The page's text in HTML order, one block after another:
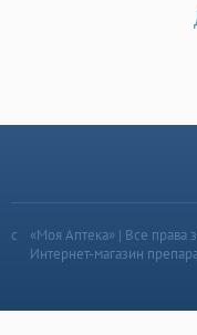
«Моя Аптека» | Все
Интернет-магазин